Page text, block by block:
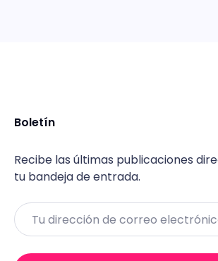
Boletín
Recibe las últimas publicaciones
tu bandeja de entrada.
Email